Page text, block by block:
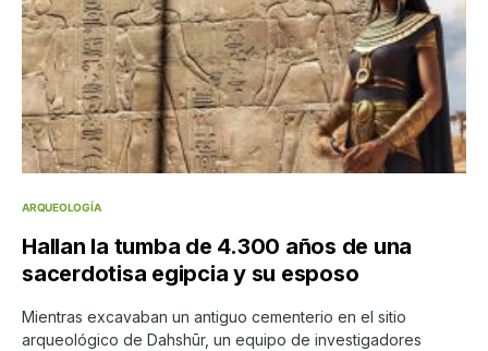
ARQUEOLOGÍA
Hallan la tumba de 4.300 años de una
sacerdotisa egipcia y su esposo
Mientras excavaban un antiguo cementerio en el sitio
arqueológico de Dahshūr, un equipo de investigadores